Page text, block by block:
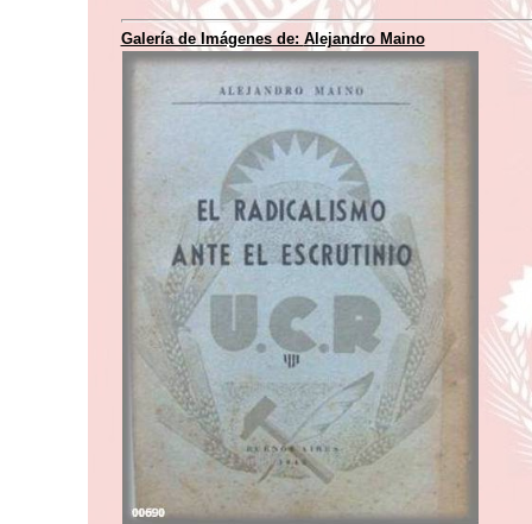
Galería de Imágenes de: Alejandro Maino